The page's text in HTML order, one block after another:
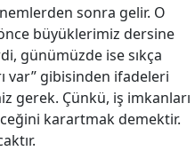
sonra gelir. O
büyüklerimiz dersine
günümüzde ise sıkça
var” gibisinden ifadeleri
gerek. Çünkü, iş imkanları
karartmak demektir.